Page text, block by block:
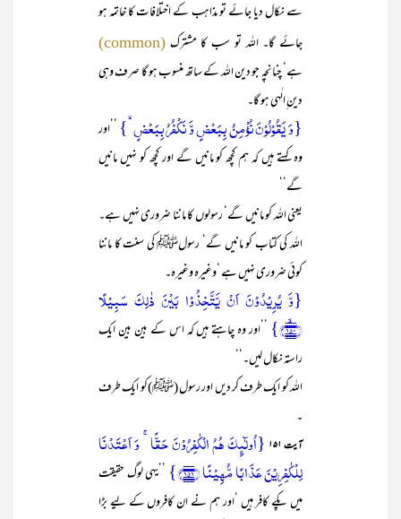
سے نکال دیا جائے تو مذاہب کے اختلافات کا خاتمہ ہو
جائے گا۔ اللہ تو سب کا مشترک (common)
ہے‘ چنانچہ جو دین اللہ کے ساتھ منسوب ہو گا صرف وہی
دین ِالٰہی ہو گا۔
{وَ یَقُوۡلُوۡنَ نُؤۡمِنُ بِبَعۡضٍ وَّ نَکۡفُرُ بِبَعۡضٍ ۙ} ’’اور
وہ کہتے ہیں کہ ہم کچھ کو مانیں گے اور کچھ کو نہیں مانیں
گے‘‘
یعنی اللہ کو مانیں گے‘ رسولوں کا ماننا ضروری نہیں ہے۔
اللہ کی کتاب کو مانیں گے‘ رسولﷺ کی سنت کا ماننا
کوئی ضروری نہیں ہے ‘وغیرہ وغیرہ۔
{وَّ یُرِیۡدُوۡنَ اَنۡ یَّتَّخِذُوۡا بَیۡنَ ذٰلِکَ سَبِیۡلًا
﴿۱۵۰﴾ۙ}
’’اور وہ چاہتے ہیں کہ اس کے بین بین ایک
راستہ نکال لیں۔‘‘
اللہ کو ایک طرف کر دیں اور رسول (ﷺ)کو ایک طرف
۔
آیت ۱۵۱
{اُولٰٓئِکَ ہُمُ الۡکٰفِرُوۡنَ حَقًّا ۚ وَ اَعۡتَدۡنَا
لِلۡکٰفِرِیۡنَ عَذَابًا مُّہِیۡنًا ﴿۱۵۱﴾}
’’یہی لوگ حقیقت
میں پکے کافر ہیں ‘اور ہم نے ان کافروں کے لیے بڑا